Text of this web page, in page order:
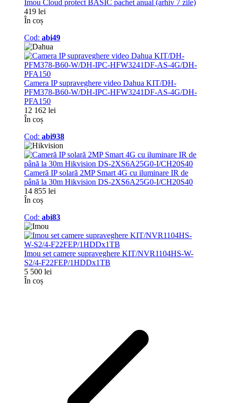
Imou Cloud protect BASIC pachet anual (arhiv 7 zile)
419 lei
În coș
Cod: abi49
Camera IP supraveghere video Dahua KIT/DH-
PFM378-B60-W/DH-IPC-HFW3241DF-AS-4G/DH-
PFA150
12 162 lei
În coș
Cod: abi938
Cameră IP solară 2MP Smart 4G cu iluminare IR de
până la 30m Hikvision DS-2XS6A25G0-I/CH20S40
14 855 lei
În coș
Cod: abi83
Imou set camere supraveghere KIT/NVR1104HS-W-
S2/4-F22FEP/1HDDx1TB
5 500 lei
În coș